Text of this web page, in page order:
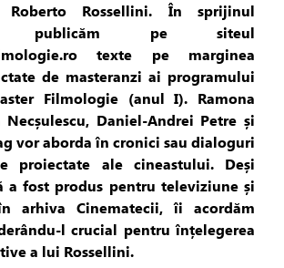
Rossellini. În sprijinul
publicăm pe siteul
texte pe marginea
de masteranzi ai programului
Filmologie (anul I). Ramona
Daniel-Andrei Petre și
vor aborda în cronici sau dialoguri
proiectate ale cineastului. Deși
fost produs pentru televiziune și
arhiva Cinematecii, îi acordăm
l crucial pentru înțelegerea
a lui Rossellini.